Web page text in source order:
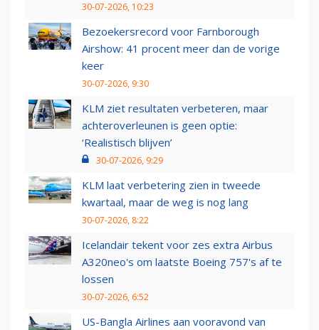
30-07-2026, 10:23
Bezoekersrecord voor Farnborough
Airshow: 41 procent meer dan de vorige
keer
30-07-2026, 9:30
KLM ziet resultaten verbeteren, maar
achteroverleunen is geen optie:
‘Realistisch blijven’
30-07-2026, 9:29
KLM laat verbetering zien in tweede
kwartaal, maar de weg is nog lang
30-07-2026, 8:22
Icelandair tekent voor zes extra Airbus
A320neo's om laatste Boeing 757's af te
lossen
30-07-2026, 6:52
US-Bangla Airlines aan vooravond van